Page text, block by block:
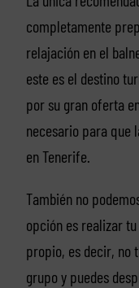
completamente
relajación en el
este es el destino
por su gran oferta
necesario para que
en Tenerife.
También no
opción es realizar
propio, es decir, no
grupo y puedes